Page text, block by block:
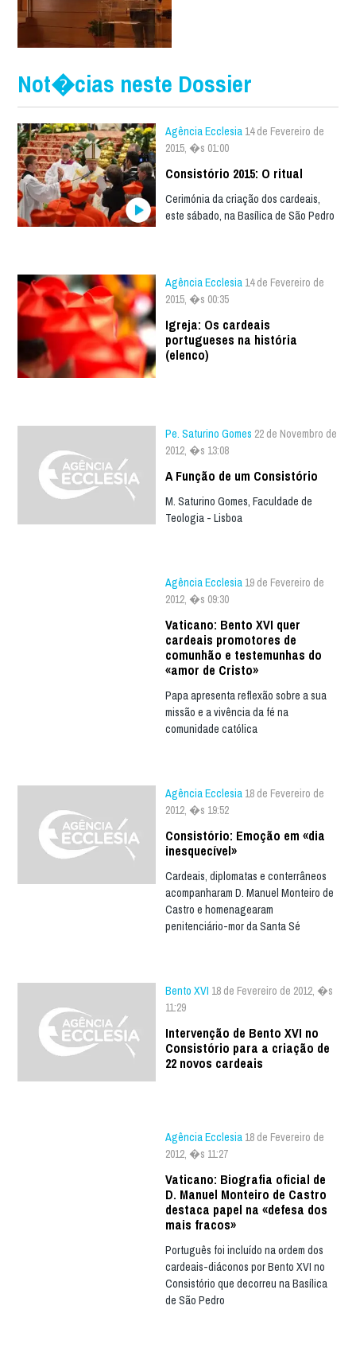
Not�cias neste Dossier
Agência Ecclesia 14 de Fevereiro de
2015, �s 01:00
Consistório 2015: O ritual
Cerimónia da criação dos cardeais,
este sábado, na Basílica de São Pedro
Agência Ecclesia 14 de Fevereiro de
2015, �s 00:35
Igreja: Os cardeais
portugueses na história
(elenco)
Pe. Saturino Gomes 22 de Novembro de
2012, �s 13:08
A Função de um Consistório
M. Saturino Gomes, Faculdade de
Teologia - Lisboa
Agência Ecclesia 19 de Fevereiro de
2012, �s 09:30
Vaticano: Bento XVI quer
cardeais promotores de
comunhão e testemunhas do
«amor de Cristo»
Papa apresenta reflexão sobre a sua
missão e a vivência da fé na
comunidade católica
Agência Ecclesia 18 de Fevereiro de
2012, �s 19:52
Consistório: Emoção em «dia
inesquecível»
Cardeais, diplomatas e conterrâneos
acompanharam D. Manuel Monteiro de
Castro e homenagearam
penitenciário-mor da Santa Sé
Bento XVI 18 de Fevereiro de 2012, �s
11:29
Intervenção de Bento XVI no
Consistório para a criação de
22 novos cardeais
Agência Ecclesia 18 de Fevereiro de
2012, �s 11:27
Vaticano: Biografia oficial de
D. Manuel Monteiro de Castro
destaca papel na «defesa dos
mais fracos»
Português foi incluído na ordem dos
cardeais-diáconos por Bento XVI no
Consistório que decorreu na Basílica
de São Pedro